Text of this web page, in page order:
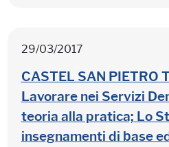
29/03/2017
CASTEL SAN PIETRO
Lavorare nei Servizi
teoria alla pratica; Lo
insegnamenti di base